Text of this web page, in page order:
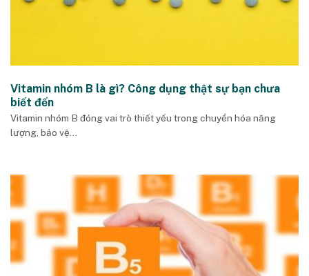
Vitamin nhóm B là gì? Công dụng thật sự bạn chưa
biết đến
Vitamin nhóm B đóng vai trò thiết yếu trong chuyển hóa năng
lượng, bảo vệ...